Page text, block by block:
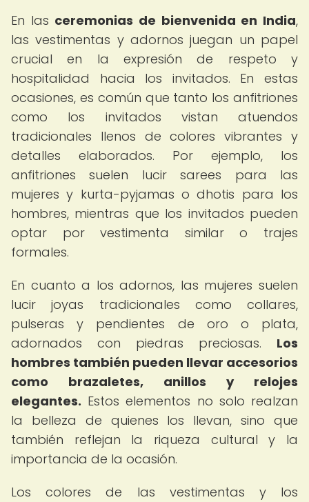
En las ceremonias de bienvenida en India,
las vestimentas y adornos juegan un papel
crucial en la expresión de respeto y
hospitalidad hacia los invitados. En estas
ocasiones, es común que tanto los anfitriones
como los invitados vistan atuendos
tradicionales llenos de colores vibrantes y
detalles elaborados. Por ejemplo, los
anfitriones suelen lucir sarees para las
mujeres y kurta-pyjamas o dhotis para los
hombres, mientras que los invitados pueden
optar por vestimenta similar o trajes
formales.
En cuanto a los adornos, las mujeres suelen
lucir joyas tradicionales como collares,
pulseras y pendientes de oro o plata,
adornados con piedras preciosas. Los
hombres también pueden llevar accesorios
como brazaletes, anillos y relojes
elegantes. Estos elementos no solo realzan
la belleza de quienes los llevan, sino que
también reflejan la riqueza cultural y la
importancia de la ocasión.
Los colores de las vestimentas y los